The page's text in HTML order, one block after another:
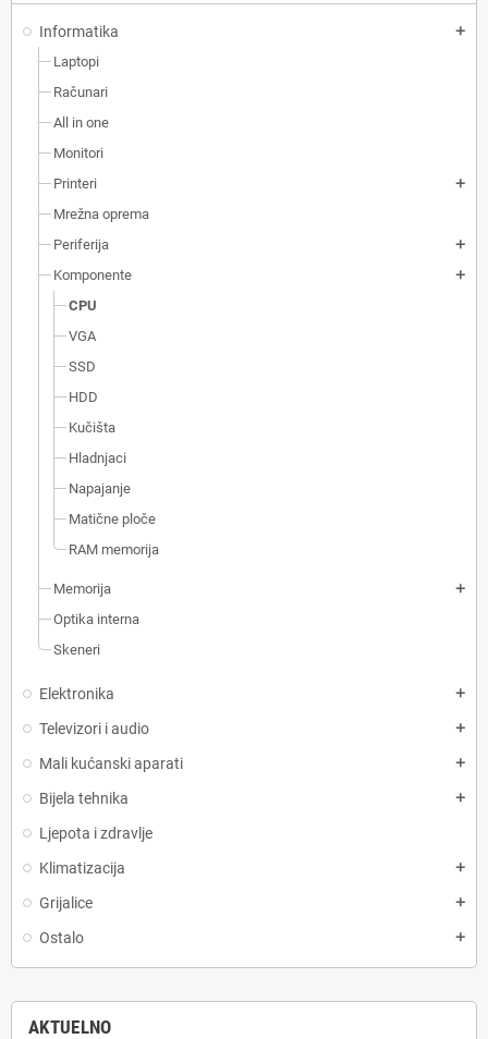
Informatika add
Laptopi
Računari
All in one
Monitori
Printeri
add
Mrežna oprema
Periferija
add
Komponente add
CPU
VGA
SSD
HDD
Kučišta
Hladnjaci
Napajanje
Matične ploče
RAM memorija
Memorija add
Optika interna
Skeneri
Elektronika add
Televizori i audio add
Mali kućanski aparati add
Bijela tehnika add
Ljepota i zdravlje
Klimatizacija
add
Grijalice add
Ostalo add
AKTUELNO